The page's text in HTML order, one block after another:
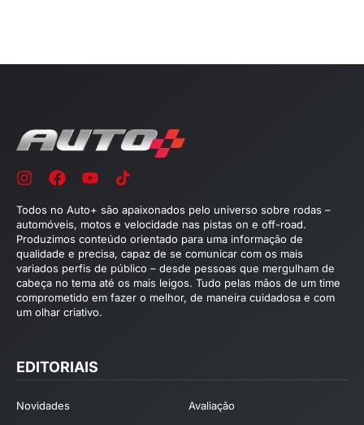
Todos no Auto+ são apaixonados pelo universo sobre rodas –
automóveis, motos e velocidade nas pistas on e off-road.
Produzimos conteúdo orientado para uma informação de
qualidade e precisa, capaz de se comunicar com os mais
variados perfis de público – desde pessoas que mergulham de
cabeça no tema até os mais leigos. Tudo pelas mãos de um time
comprometido em fazer o melhor, de maneira cuidadosa e com
um olhar criativo.
EDITORIAIS
Novidades
Avaliação